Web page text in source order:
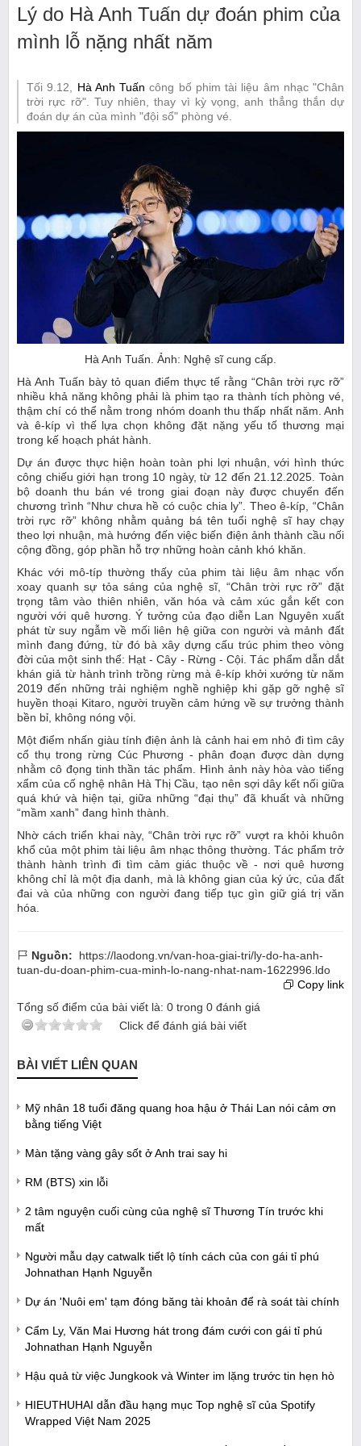
Lý do Hà Anh Tuấn dự đoán phim của
mình lỗ nặng nhất năm
Tối 9.12, Hà Anh Tuấn công bố phim tài liệu âm nhạc "Chân
trời rực rỡ". Tuy nhiên, thay vì kỳ vọng, anh thẳng thắn dự
đoán dự án của mình "đội sổ" phòng vé.
Hà Anh Tuấn. Ảnh: Nghệ sĩ cung cấp.
Hà Anh Tuấn bày tỏ quan điểm thực tế rằng “Chân trời rực rỡ”
nhiều khả năng không phải là phim tạo ra thành tích phòng vé,
thậm chí có thể nằm trong nhóm doanh thu thấp nhất năm. Anh
và ê-kíp vì thế lựa chọn không đặt nặng yếu tố thương mại
trong kế hoạch phát hành.
Dự án được thực hiện hoàn toàn phi lợi nhuận, với hình thức
công chiếu giới hạn trong 10 ngày, từ 12 đến 21.12.2025. Toàn
bộ doanh thu bán vé trong giai đoạn này được chuyển đến
chương trình “Như chưa hề có cuộc chia ly”. Theo ê-kíp, “Chân
trời rực rỡ” không nhằm quảng bá tên tuổi nghệ sĩ hay chạy
theo lợi nhuận, mà hướng đến việc biến điện ảnh thành cầu nối
cộng đồng, góp phần hỗ trợ những hoàn cảnh khó khăn.
Khác với mô-típ thường thấy của phim tài liệu âm nhạc vốn
xoay quanh sự tỏa sáng của nghệ sĩ, “Chân trời rực rỡ” đặt
trọng tâm vào thiên nhiên, văn hóa và cảm xúc gắn kết con
người với quê hương. Ý tưởng của đạo diễn Lan Nguyên xuất
phát từ suy ngẫm về mối liên hệ giữa con người và mảnh đất
mình đang đứng, từ đó bà xây dựng cấu trúc phim theo vòng
đời của một sinh thể: Hạt - Cây - Rừng - Cội. Tác phẩm dẫn dắt
khán giả từ hành trình trồng rừng mà ê-kíp khởi xướng từ năm
2019 đến những trải nghiệm nghề nghiệp khi gặp gỡ nghệ sĩ
huyền thoại Kitaro, người truyền cảm hứng về sự trưởng thành
bền bỉ, không nóng vội.
Một điểm nhấn giàu tính điện ảnh là cảnh hai em nhỏ đi tìm cây
cổ thụ trong rừng Cúc Phương - phân đoạn được dàn dựng
nhằm cô đọng tinh thần tác phẩm. Hình ảnh này hòa vào tiếng
xẩm của cố nghệ nhân Hà Thị Cầu, tạo nên sợi dây kết nối giữa
quá khứ và hiện tại, giữa những “đại thụ” đã khuất và những
“mầm xanh” đang hình thành.
Nhờ cách triển khai này, “Chân trời rực rỡ” vượt ra khỏi khuôn
khổ của một phim tài liệu âm nhạc thông thường. Tác phẩm trở
thành hành trình đi tìm cảm giác thuộc về - nơi quê hương
không chỉ là một địa danh, mà là không gian của ký ức, của đất
đai và của những con người đang tiếp tục gìn giữ giá trị văn
hóa.
Nguồn:
https://laodong.vn/van-hoa-giai-tri/ly-do-ha-anh-
tuan-du-doan-phim-cua-minh-lo-nang-nhat-nam-1622996.ldo
Copy link
Tổng số điểm của bài viết là: 0 trong 0 đánh giá
Click để đánh giá bài viết
BÀI VIẾT LIÊN QUAN
Mỹ nhân 18 tuổi đăng quang hoa hậu ở Thái Lan nói cảm ơn
bằng tiếng Việt
Màn tặng vàng gây sốt ở Anh trai say hi
RM (BTS) xin lỗi
2 tâm nguyện cuối cùng của nghệ sĩ Thương Tín trước khi
mất
Người mẫu dạy catwalk tiết lộ tính cách của con gái tỉ phú
Johnathan Hạnh Nguyễn
Dự án 'Nuôi em' tạm đóng băng tài khoản để rà soát tài chính
Cẩm Ly, Văn Mai Hương hát trong đám cưới con gái tỉ phú
Johnathan Hạnh Nguyễn
Hậu quả từ việc Jungkook và Winter im lặng trước tin hẹn hò
HIEUTHUHAI dẫn đầu hạng mục Top nghệ sĩ của Spotify
Wrapped Việt Nam 2025